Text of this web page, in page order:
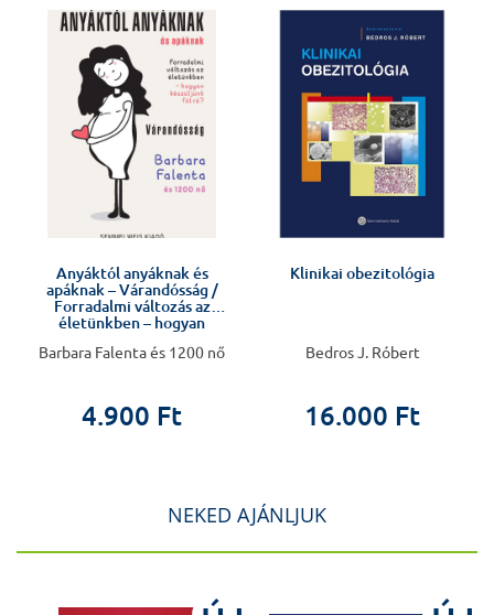
Anyáktól anyáknak és
apáknak – Várandósság /
Forradalmi változás az
életünkben – hogyan
Barbara Falenta és 1200 nő
4.900 Ft
Klinikai obezitológia
Bedros J. Róbert
16.000 Ft
NEKED AJÁNLJUK